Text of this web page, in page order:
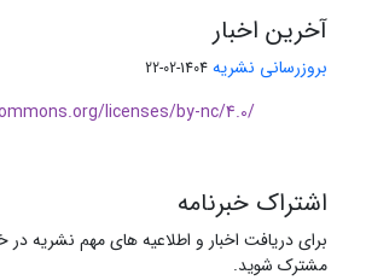
آخرین اخبار
بروزرسانی نشریه 1404-02-22
licenses/by-nc/4.0/
اشتراک خبرنامه
برای دریافت اخبار و اطلاعیه های مهم نشریه در
مشترک شوید.